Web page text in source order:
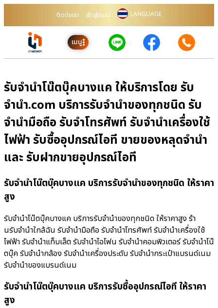
ติดต่อเรา เข้าสู่ระบบ LANGUAGE
เมนู
รับจำนำโน๊ตบุ๊คบางแค ให้บริการโดย รับ
จํานํา.com บริการรับจำนำของทุกชนิด รับ
จำนำมือถือ รับจำโทรศัพท์ รับจำนำเครื่องใช้
ไฟฟ้า รับซื้ออุปกรณ์ไอที ขายของหลุดจำนำ
และ รับฝากขายอุปกรณ์ไอที
รับจำนำโน๊ตบุ๊คบางแค บริการรับจำนำของทุกชนิด ให้ราคา
สูง
รับจำนำโน๊ตบุ๊คบางแค บริการรับจำนำของทุกชนิด ให้ราคาสูง ร้า
นรับจํานําใกล้ฉัน รับจำนำมือถือ รับจำนำโทรศัพท์ รับจำนำเครื่องใช้
ไฟฟ้า รับจำนำแท็บเล็ต รับจำนำไอโฟน รับจำนำคอมพิวเตอร์ รับจำนำโน๊
ตบุ๊ค รับจำนำกล้อง รับจำนำเครื่องประดับ รับจำนำกระเป๋าแบรนด์เนม
รับจำนำของแบรนด์เนม
รับจำนำโน๊ตบุ๊คบางแค บริการรับซื้ออุปกรณ์ไอที ให้ราคา
สูง